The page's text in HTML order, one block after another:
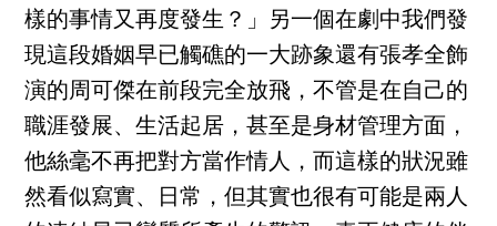
樣的事情又再度發生？」另一個在劇中我們發
現這段婚姻早已觸礁的一大跡象還有張孝全飾
演的周可傑在前段完全放飛，不管是在自己的
職涯發展、生活起居，甚至是身材管理方面，
他絲毫不再把對方當作情人，而這樣的狀況雖
然看似寫實、日常，但其實也很有可能是兩人